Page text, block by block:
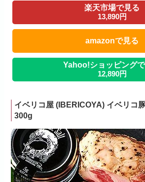
楽天市場で見る
13,890円
amazonで見る
Yahoo!ショッピング
12,890円
イベリコ屋 (IBERICOYA) イベリコ
300g